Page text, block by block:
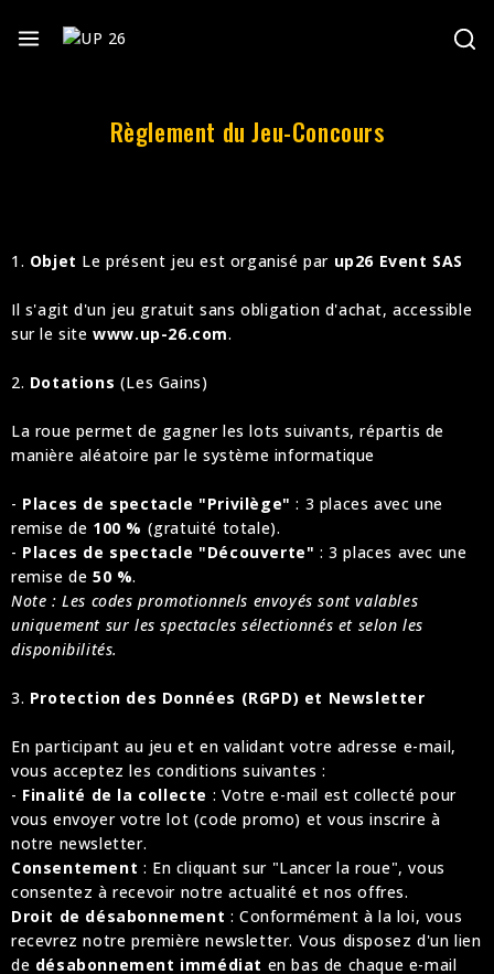
Règlement du Jeu-Concours
1. Objet Le présent jeu est organisé par up26 Event SAS
Il s'agit d'un jeu gratuit sans obligation d'achat, accessible
sur le sitewww.up-26.com.
2. Dotations (Les Gains)
La roue permet de gagner les lots suivants, répartis de
manière aléatoire par le système informatique
- Places de spectacle "Privilège" : 3 places avec une
remise de 100 % (gratuité totale).
- Places de spectacle "Découverte" : 3 places avec une
remise de 50 %.
Note : Les codes promotionnels envoyés sont valables
uniquement sur les spectacles sélectionnés et selon les
disponibilités.
3. Protection des Données (RGPD) et Newsletter
En participant au jeu et en validant votre adresse e-mail,
vous acceptez les conditions suivantes :
- Finalité de la collecte : Votre e-mail est collecté pour
vous envoyer votre lot (code promo) et vous inscrire à
notre newsletter.
Consentement : En cliquant sur "Lancer la roue", vous
consentez à recevoir notre actualité et nos offres.
Droit de désabonnement : Conformément à la loi, vous
recevrez notre première newsletter. Vous disposez d'un lien
de désabonnement immédiat en bas de chaque e-mail